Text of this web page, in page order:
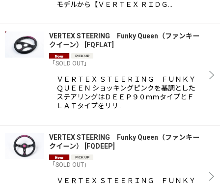
モデルから【ＶＥＲＴＥＸ ＲＩＤＧ…
VERTEX STEERING Funky Queen（ファンキー
クイーン）
FQFLAT
「SOLD OUT」
ＶＥＲＴＥＸ ＳＴＥＥＲＩＮＧ ＦＵＮＫＹ
ＱＵＥＥＮ ショッキングピンクを基調とした
ステアリングはＤＥＥＰ９０ｍｍタイプとＦ
ＬＡＴタイプをリリ…
VERTEX STEERING Funky Queen（ファンキー
クイーン）
FQDEEP
「SOLD OUT」
ＶＥＲＴＥＸ ＳＴＥＥＲＩＮＧ ＦＵＮＫＹ